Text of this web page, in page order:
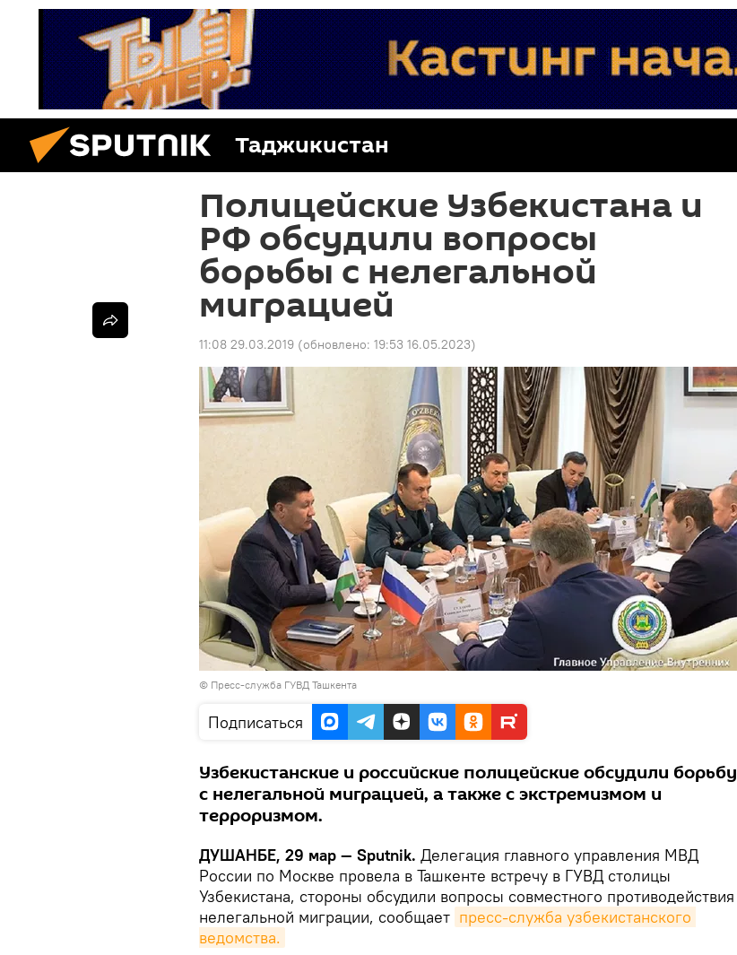
Таджикистан
Полицейские Узбекистана и
РФ обсудили вопросы
борьбы с нелегальной
миграцией
11:08 29.03.2019 (обновлено: 19:53 16.05.2023)
© Пресс-служба ГУВД Ташкента
Подписаться
Узбекистанские и российские полицейские обсудили борьбу
с нелегальной миграцией, а также с экстремизмом и
терроризмом.
ДУШАНБЕ, 29 мар — Sputnik. Делегация главного управления МВД
России по Москве провела в Ташкенте встречу в ГУВД столицы
Узбекистана, стороны обсудили вопросы совместного противодействия
нелегальной миграции, сообщает пресс-служба узбекистанского
ведомства.